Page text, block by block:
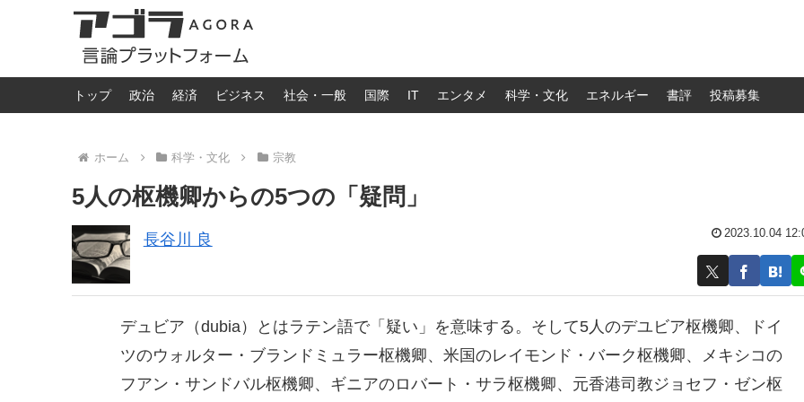
トップ 政治 経済 ビジネス 社会・一般 国際 IT エンタメ 科学・文化 エネルギー 書評 投稿募集
ホーム 科学・文化 宗教
5人の枢機卿からの5つの「疑問」
長谷川 良 2023.10.04
デュビア（dubia）とはラテン語で「疑い」を意味する。そして5人のデユビア枢機卿、ドイ
ツのウォルター・ブランドミュラー枢機卿、米国のレイモンド・バーク枢機卿、メキシコの
フアン・サンドバル枢機卿、ギニアのロバート・サラ枢機卿、元香港司教ジョセフ・ゼン枢